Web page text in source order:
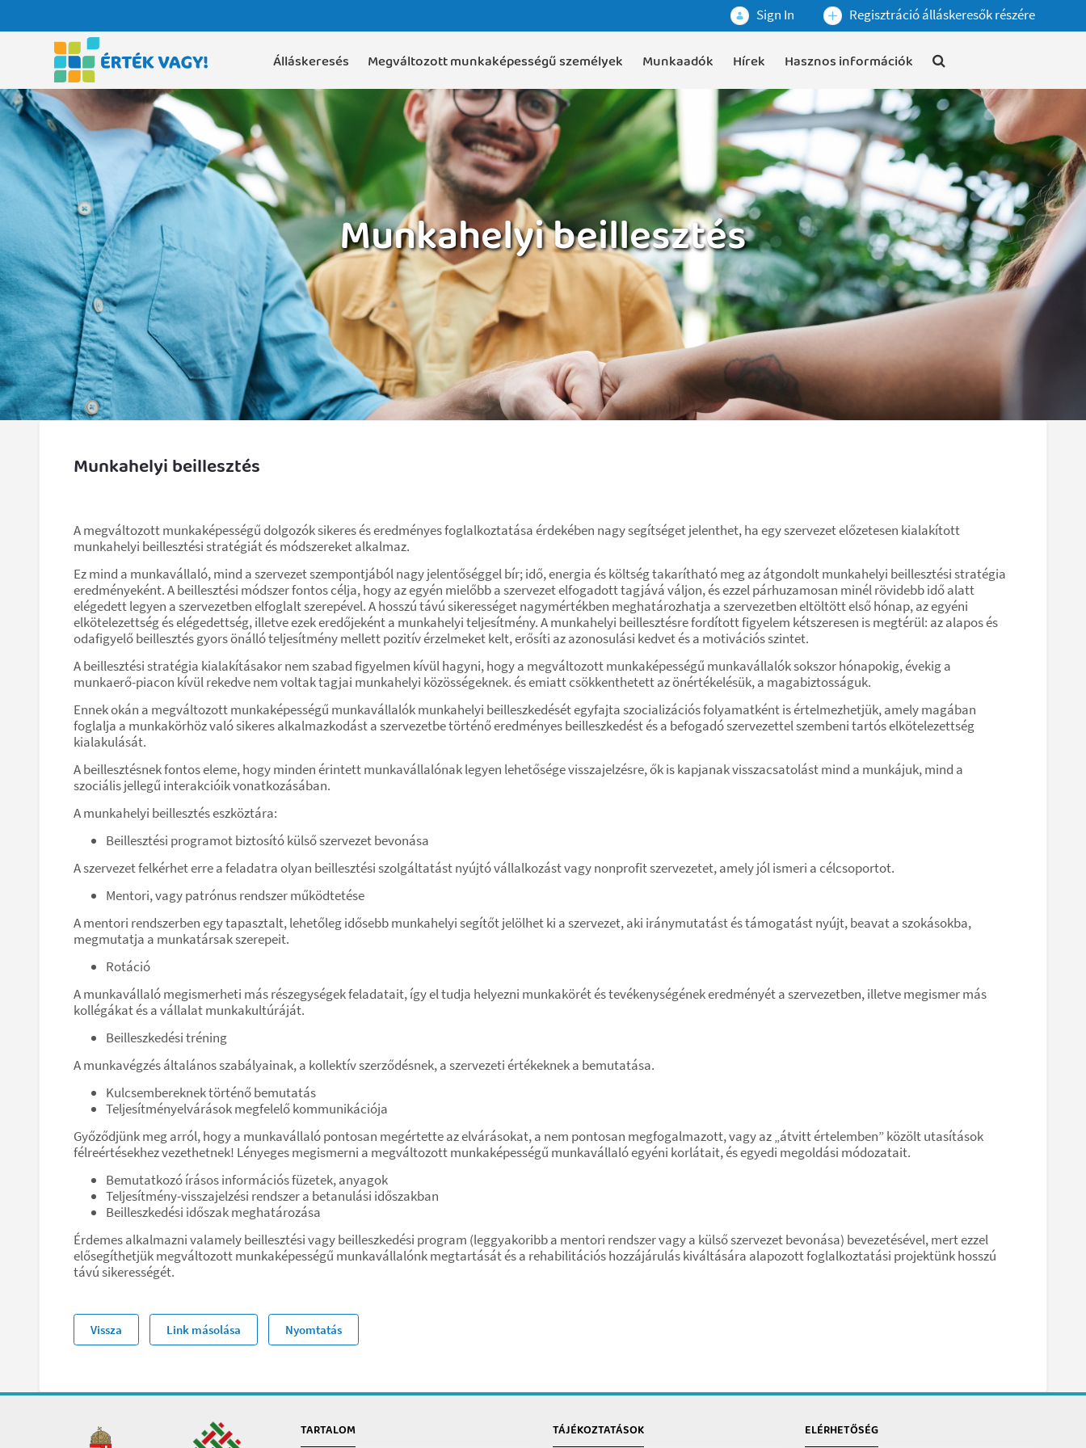
Sign In Regisztráció álláskeresők részére
Álláskeresés Megváltozott munkaképességű személyek Munkaadók Hírek Hasznos információk
Munkahelyi beillesztés
Munkahelyi beillesztés
A megváltozott munkaképességű dolgozók sikeres és eredményes foglalkoztatása érdekében nagy segítséget jelenthet, ha egy szervezet előzetesen kialakított
munkahelyi beillesztési stratégiát és módszereket alkalmaz.
Ez mind a munkavállaló, mind a szervezet szempontjából nagy jelentőséggel bír; idő, energia és költség takarítható meg az átgondolt munkahelyi beillesztési stratégia
eredményeként. A beillesztési módszer fontos célja, hogy az egyén mielőbb a szervezet elfogadott tagjává váljon, és ezzel párhuzamosan minél rövidebb idő alatt
elégedett legyen a szervezetben elfoglalt szerepével. A hosszú távú sikerességet nagymértékben meghatározhatja a szervezetben eltöltött első hónap, az egyéni
elkötelezettség és elégedettség, illetve ezek eredőjeként a munkahelyi teljesítmény. A munkahelyi beillesztésre fordított figyelem kétszeresen is megtérül: az alapos és
odafigyelő beillesztés gyors önálló teljesítmény mellett pozitív érzelmeket kelt, erősíti az azonosulási kedvet és a motivációs szintet.
A beillesztési stratégia kialakításakor nem szabad figyelmen kívül hagyni, hogy a megváltozott munkaképességű munkavállalók sokszor hónapokig, évekig a
munkaerő-piacon kívül rekedve nem voltak tagjai munkahelyi közösségeknek. és emiatt csökkenthetett az önértékelésük, a magabiztosságuk.
Ennek okán a megváltozott munkaképességű munkavállalók munkahelyi beilleszkedését egyfajta szocializációs folyamatként is értelmezhetjük, amely magában
foglalja a munkakörhöz való sikeres alkalmazkodást a szervezetbe történő eredményes beilleszkedést és a befogadó szervezettel szembeni tartós elkötelezettség
kialakulását.
A beillesztésnek fontos eleme, hogy minden érintett munkavállalónak legyen lehetősége visszajelzésre, ők is kapjanak visszacsatolást mind a munkájuk, mind a
szociális jellegű interakcióik vonatkozásában.
A munkahelyi beillesztés eszköztára:
Beillesztési programot biztosító külső szervezet bevonása
A szervezet felkérhet erre a feladatra olyan beillesztési szolgáltatást nyújtó vállalkozást vagy nonprofit szervezetet, amely jól ismeri a célcsoportot.
Mentori, vagy patrónus rendszer működtetése
A mentori rendszerben egy tapasztalt, lehetőleg idősebb munkahelyi segítőt jelölhet ki a szervezet, aki iránymutatást és támogatást nyújt, beavat a szokásokba,
megmutatja a munkatársak szerepeit.
Rotáció
A munkavállaló megismerheti más részegységek feladatait, így el tudja helyezni munkakörét és tevékenységének eredményét a szervezetben, illetve megismer más
kollégákat és a vállalat munkakultúráját.
Beilleszkedési tréning
A munkavégzés általános szabályainak, a kollektív szerződésnek, a szervezeti értékeknek a bemutatása.
Kulcsembereknek történő bemutatás
Teljesítményelvárások megfelelő kommunikációja
Győződjünk meg arról, hogy a munkavállaló pontosan megértette az elvárásokat, a nem pontosan megfogalmazott, vagy az „átvitt értelemben” közölt utasítások
félreértésekhez vezethetnek! Lényeges megismerni a megváltozott munkaképességű munkavállaló egyéni korlátait, és egyedi megoldási módozatait.
Bemutatkozó írásos információs füzetek, anyagok
Teljesítmény-visszajelzési rendszer a betanulási időszakban
Beilleszkedési időszak meghatározása
Érdemes alkalmazni valamely beillesztési vagy beilleszkedési program (leggyakoribb a mentori rendszer vagy a külső szervezet bevonása) bevezetésével, mert ezzel
elősegíthetjük megváltozott munkaképességű munkavállalónk megtartását és a rehabilitációs hozzájárulás kiváltására alapozott foglalkoztatási projektünk hosszú
távú sikerességét.
Vissza Link másolása Nyomtatás
TARTALOM TÁJÉKOZTATÁSOK ELÉRHETŐSÉG